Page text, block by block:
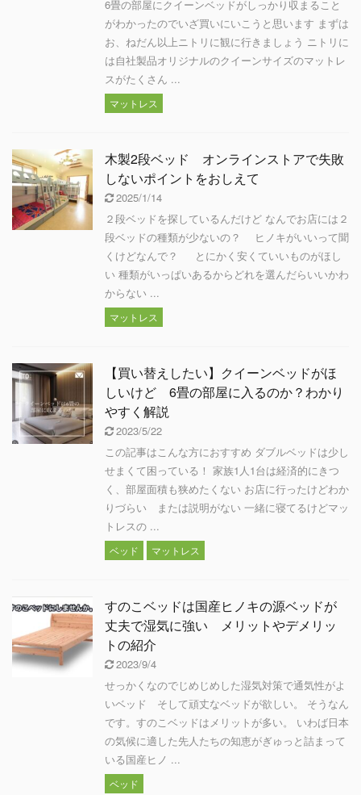
6畳の部屋にクイーンベッドがしっかり収まること
がわかったのでいざ買いにいこうと思います まずは
お、ねだん以上ニトリに観に行きましょう ニトリに
は自社製品オリジナルのクイーンサイズのマットレ
スがたくさん ...
マットレス
木製2段ベッド オンラインストアで失敗
しないポイントをおしえて
2025/1/14
２段ベッドを探しているんだけど なんでお店には２
段ベッドの種類が少ないの？ ヒノキがいいって聞
くけどなんで？ とにかく安くていいものがほし
い 種類がいっぱいあるからどれを選んだらいいかわ
からない ...
マットレス
【買い替えしたい】クイーンベッドがほ
しいけど 6畳の部屋に入るのか？わかり
やすく解説
2023/5/22
この記事はこんな方におすすめ ダブルベッドは少し
せまくて困っている！ 家族1人1台は経済的にきつ
く、部屋面積も狭めたくない お店に行ったけどわか
りづらい または説明がない 一緒に寝てるけどマッ
トレスの ...
ベッド マットレス
すのこベッドは国産ヒノキの源ベッドが
丈夫で湿気に強い メリットやデメリッ
トの紹介
2023/9/4
せっかくなのでじめじめした湿気対策で通気性がよ
いベッド そして頑丈なベッドが欲しい。 そうなん
です。すのこベッドはメリットが多い。 いわば日本
の気候に適した先人たちの知恵がぎゅっと詰まって
いる国産ヒノ ...
ベッド